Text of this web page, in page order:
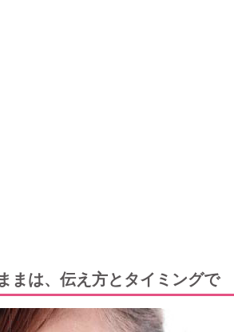
まは、伝え方とタイミングで